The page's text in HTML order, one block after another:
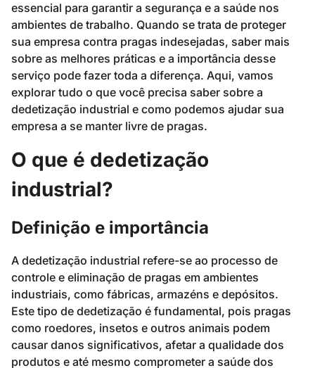
essencial para garantir a segurança e a saúde nos
ambientes de trabalho. Quando se trata de proteger
sua empresa contra pragas indesejadas, saber mais
sobre as melhores práticas e a importância desse
serviço pode fazer toda a diferença. Aqui, vamos
explorar tudo o que você precisa saber sobre a
dedetização industrial e como podemos ajudar sua
empresa a se manter livre de pragas.
O que é dedetização
industrial?
Definição e importância
A dedetização industrial refere-se ao processo de
controle e eliminação de pragas em ambientes
industriais, como fábricas, armazéns e depósitos.
Este tipo de dedetização é fundamental, pois pragas
como roedores, insetos e outros animais podem
causar danos significativos, afetar a qualidade dos
produtos e até mesmo comprometer a saúde dos